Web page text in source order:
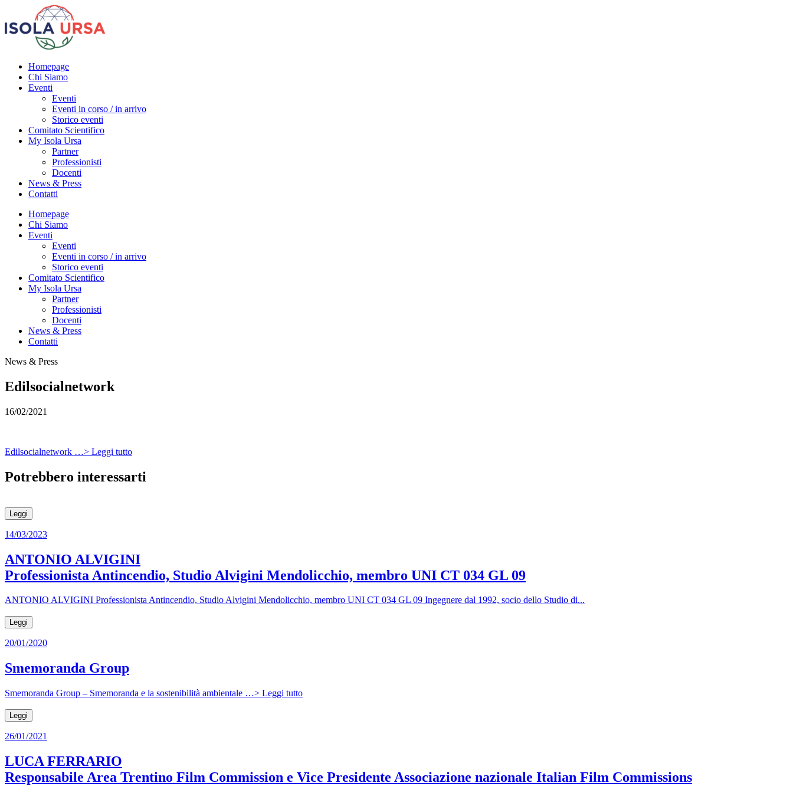
Homepage
Chi Siamo
Eventi
Eventi
Eventi in corso / in arrivo
Storico eventi
Comitato Scientifico
My Isola Ursa
Partner
Professionisti
Docenti
News & Press
Contatti
Homepage
Chi Siamo
Eventi
Eventi
Eventi in corso / in arrivo
Storico eventi
Comitato Scientifico
My Isola Ursa
Partner
Professionisti
Docenti
News & Press
Contatti
News & Press
Edilsocialnetwork
16/02/2021
Edilsocialnetwork …> Leggi tutto
Potrebbero interessarti
Leggi
14/03/2023
ANTONIO ALVIGINI
Professionista Antincendio, Studio Alvigini Mendolicchio, membro UNI CT 034 GL 09
ANTONIO ALVIGINI Professionista Antincendio, Studio Alvigini Mendolicchio, membro UNI CT 034 GL 09 Ingegnere dal 1992, socio dello Studio di...
Leggi
20/01/2020
Smemoranda Group
Smemoranda Group – Smemoranda e la sostenibilità ambientale …> Leggi tutto
Leggi
26/01/2021
LUCA FERRARIO
Responsabile Area Trentino Film Commission e Vice Presidente Associazione nazionale Italian Film Commissions